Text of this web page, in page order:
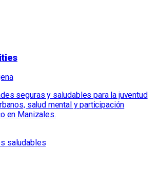
seguras y saludables para la juventud
salud mental y participación
en Manizales.
saludables